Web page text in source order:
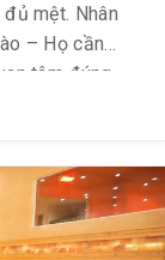
mệt. Nhân
– Họ cần
tâm đúng
đi xa, họ […]